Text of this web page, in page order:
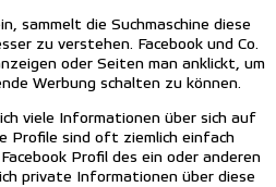
sammelt die Suchmaschine diese
zu verstehen. Facebook und Co.
oder Seiten man anklickt, um
Werbung schalten zu können.
viele Informationen über sich auf
Profile sind oft ziemlich einfach
Profil des ein oder anderen
private Informationen über diese